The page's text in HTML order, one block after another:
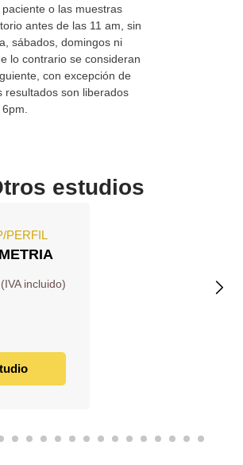
o las muestras
antes de las 11 am, sin
sábados, domingos ni
lo contrario se consideran
con excepción de
resultados son liberados
estudios
PERFIL